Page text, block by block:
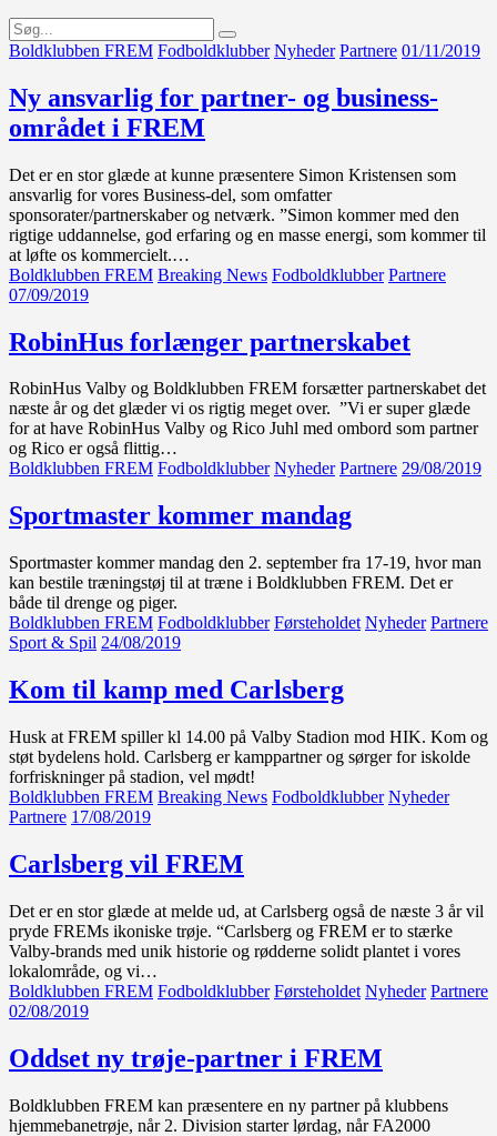
Boldklubben FREM Fodboldklubber Nyheder Partnere 01/11/2019
Ny ansvarlig for partner- og business-
området i FREM
Det er en stor glæde at kunne præsentere Simon Kristensen som
ansvarlig for vores Business-del, som omfatter
sponsorater/partnerskaber og netværk. ”Simon kommer med den
rigtige uddannelse, god erfaring og en masse energi, som kommer til
at løfte os kommercielt.…
Boldklubben FREM Breaking News Fodboldklubber Partnere
07/09/2019
RobinHus forlænger partnerskabet
RobinHus Valby og Boldklubben FREM forsætter partnerskabet det
næste år og det glæder vi os rigtig meget over. ”Vi er super glæde
for at have RobinHus Valby og Rico Juhl med ombord som partner
og Rico er også flittig…
Boldklubben FREM Fodboldklubber Nyheder Partnere 29/08/2019
Sportmaster kommer mandag
Sportmaster kommer mandag den 2. september fra 17-19, hvor man
kan bestile træningstøj til at træne i Boldklubben FREM. Det er
både til drenge og piger.
Boldklubben FREM Fodboldklubber Førsteholdet Nyheder Partnere
Sport & Spil 24/08/2019
Kom til kamp med Carlsberg
Husk at FREM spiller kl 14.00 på Valby Stadion mod HIK. Kom og
støt bydelens hold. Carlsberg er kamppartner og sørger for iskolde
forfriskninger på stadion, vel mødt!
Boldklubben FREM Breaking News Fodboldklubber Nyheder
Partnere 17/08/2019
Carlsberg vil FREM
Det er en stor glæde at melde ud, at Carlsberg også de næste 3 år vil
pryde FREMs ikoniske trøje. “Carlsberg og FREM er to stærke
Valby-brands med unik historie og rødderne solidt plantet i vores
lokalområde, og vi…
Boldklubben FREM Fodboldklubber Førsteholdet Nyheder Partnere
02/08/2019
Oddset ny trøje-partner i FREM
Boldklubben FREM kan præsentere en ny partner på klubbens
hjemmebanetrøje, når 2. Division starter lørdag, når FA2000